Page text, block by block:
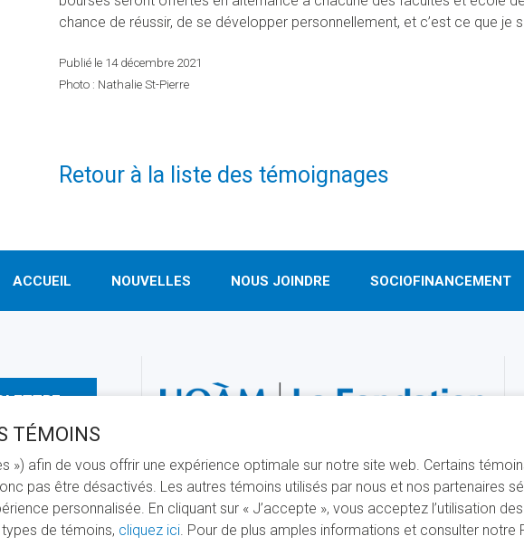
chance de réussir, de se développer personnellement, et c’est ce que je
Publié le 14 décembre 2021
Photo : Nathalie St-Pierre
Retour à la liste des témoignages
ACCUEIL NOUVELLES NOUS JOINDRE SOCIOFINANCEMENT
PROPULSÉ PAR
TÉMOINS
») afin de vous offrir une expérience optimale sur notre site web. Certains
pas être désactivés. Les autres témoins utilisés par nous et nos partenaires
personnalisée. En cliquant sur « J’accepte », vous acceptez l’utilisation
de témoins, cliquez ici. Pour de plus amples informations et consulter notre